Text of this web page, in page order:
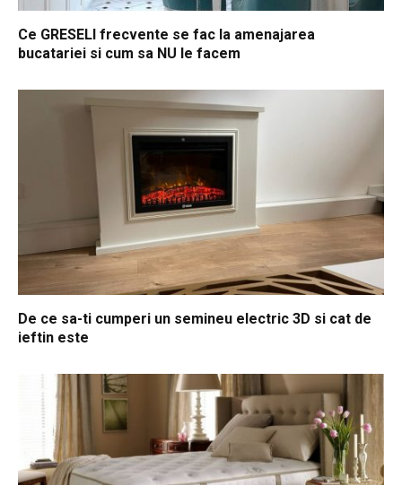
Ce GRESELI frecvente se fac la amenajarea
bucatariei si cum sa NU le facem
De ce sa-ti cumperi un semineu electric 3D si cat de
ieftin este